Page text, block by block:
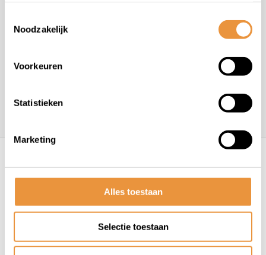
Noodzakelijk
Voorkeuren
Statistieken
Marketing
Alles toestaan
Selectie toestaan
Algemene voorwaarden Disclaimer
Privacy
Policy
Sitemap